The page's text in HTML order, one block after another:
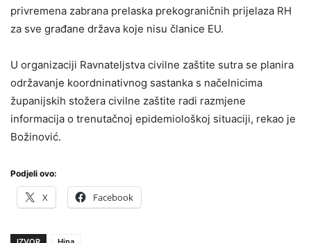
privremena zabrana prelaska prekograničnih prijelaza RH
za sve građane država koje nisu članice EU.
U organizaciji Ravnateljstva civilne zaštite sutra se planira
održavanje koordninativnog sastanka s načelnicima
županijskih stožera civilne zaštite radi razmjene
informacija o trenutačnoj epidemiološkoj situaciji, rekao je
Božinović.
Podjeli ovo:
X Facebook